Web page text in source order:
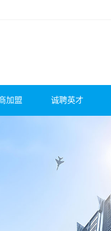
加盟 诚聘英才